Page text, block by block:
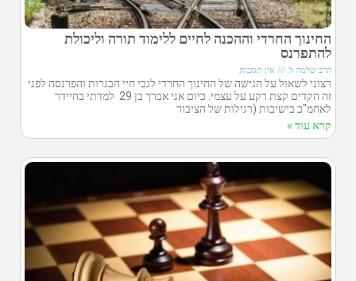
החינוך החרדי וההכנה לחיים ללימוד תורה וליכולת
להתפרנס
הרב שלמה ל. אין תגובות
רצוני לשאול על הגישה של החינוך החרדי לגבי חיי הבגרות והפרנסה לפני
זה הקדים קצת רקע על עצמי. כיום אני אברך בן 29 למדתי בחיידר
לאחמ"כ בישיבות (רגילות של הציבור
קרא עוד »